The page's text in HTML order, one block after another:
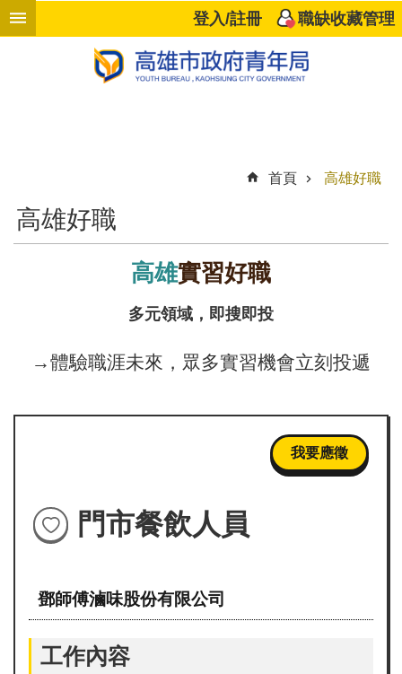
跳到主要內容區塊
應
企
畫
職
登入/註冊 職缺收藏管理
首頁 高雄好職
高雄好職
高雄實習好職
多元領域，即搜即投
→體驗職涯未來，眾多實習機會立刻投遞
我要應徵
門市餐飲人員
鄧師傅滷味股份有限公司
工作內容